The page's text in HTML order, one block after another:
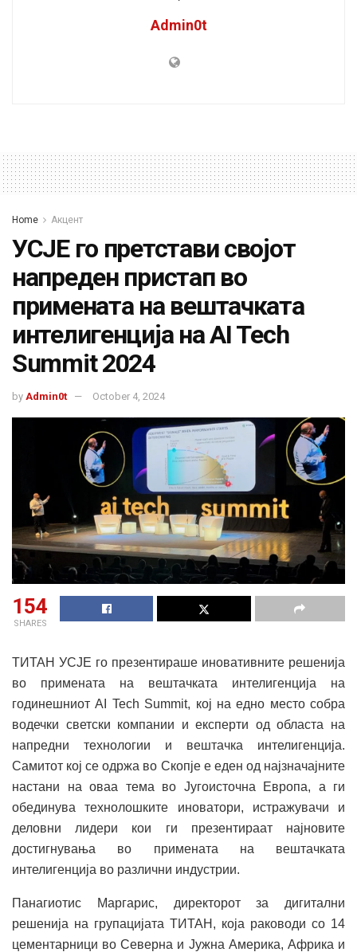
Admin0t
Home Акцент
УСЈЕ го претстави својот
напреден пристап во
примената на вештачката
интелигенција на AI Tech
Summit 2024
by Admin0t October 4, 2024
154
SHARES
ТИТАН УСЈЕ го презентираше иновативните решенија
во примената на вештачката интелигенција на
годинешниот AI Tech Summit, кој на едно место собра
водечки светски компании и експерти од областа на
напредни технологии и вештачка интелигенција.
Самитот кој се одржа во Скопје е еден од најзначајните
настани на оваа тема во Југоисточна Европа, а ги
обединува технолошките иноватори, истражувачи и
деловни лидери кои ги презентираат најновите
достигнувања во примената на вештачката
интелигенција во различни индустрии.
Панагиотис Маргарис, директорот за дигитални
решенија на групацијата ТИТАН, која раководи со 14
цементарници во Северна и Јужна Америка, Африка и